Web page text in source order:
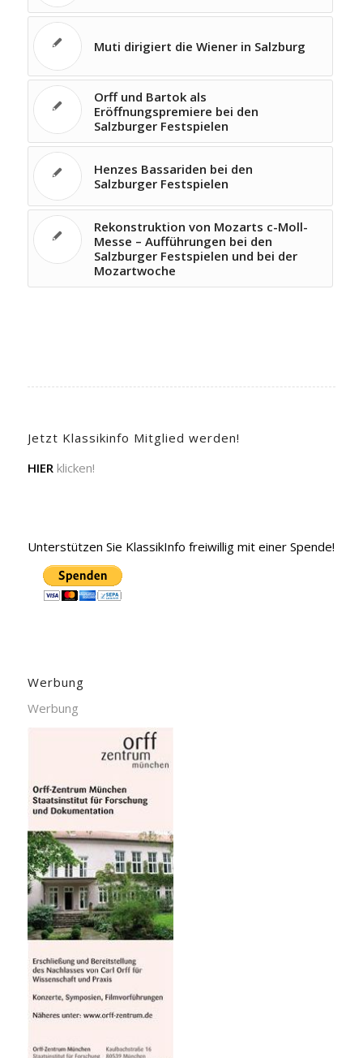
Muti dirigiert die Wiener in Salzburg
Orff und Bartok als
Eröffnungspremiere bei den
Salzburger Festspielen
Henzes Bassariden bei den
Salzburger Festspielen
Rekonstruktion von Mozarts c-Moll-
Messe – Aufführungen bei den
Salzburger Festspielen und bei der
Mozartwoche
Jetzt Klassikinfo Mitglied werden!
HIER klicken!
Unterstützen Sie KlassikInfo freiwillig mit einer Spende!
Werbung
Werbung